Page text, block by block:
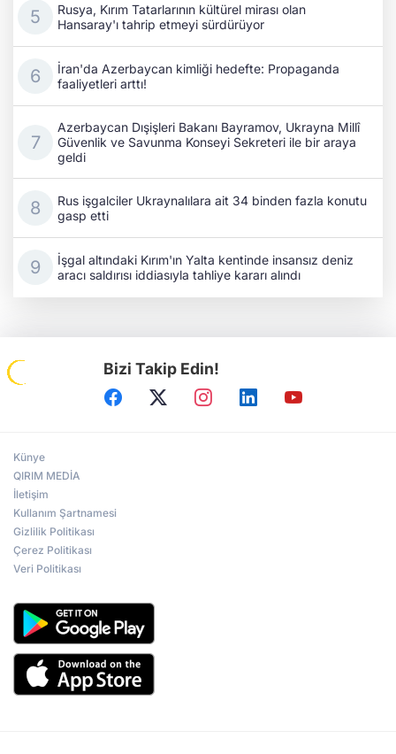
Rusya, Kırım Tatarlarının kültürel mirası olan
Hansaray'ı tahrip etmeyi sürdürüyor
İran'da Azerbaycan kimliği hedefte: Propaganda
faaliyetleri arttı!
Azerbaycan Dışişleri Bakanı Bayramov, Ukrayna Millî
Güvenlik ve Savunma Konseyi Sekreteri ile bir araya
geldi
Rus işgalciler Ukraynalılara ait 34 binden fazla konutu
gasp etti
İşgal altındaki Kırım'ın Yalta kentinde insansız deniz
aracı saldırısı iddiasıyla tahliye kararı alındı
Bizi Takip Edin!
Künye
QIRIM MEDİA
İletişim
Kullanım Şartnamesi
Gizlilik Politikası
Çerez Politikası
Veri Politikası